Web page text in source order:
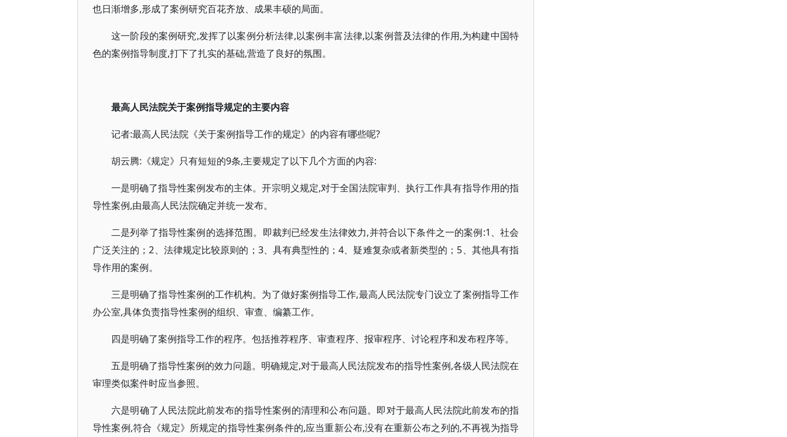
也日渐增多,形成了案例研究百花齐放、成果丰硕的局面。
这一阶段的案例研究,发挥了以案例分析法律,以案例丰富法律,以案例普及法律的作用,为构建中国特
色的案例指导制度,打下了扎实的基础,营造了良好的氛围。
最高人民法院关于案例指导规定的主要内容
记者:最高人民法院《关于案例指导工作的规定》的内容有哪些呢?
胡云腾:《规定》只有短短的9条,主要规定了以下几个方面的内容:
一是明确了指导性案例发布的主体。开宗明义规定,对于全国法院审判、执行工作具有指导作用的指
导性案例,由最高人民法院确定并统一发布。
二是列举了指导性案例的选择范围。即裁判已经发生法律效力,并符合以下条件之一的案例:1、社会
广泛关注的；2、法律规定比较原则的；3、具有典型性的；4、疑难复杂或者新类型的；5、其他具有指
导作用的案例。
三是明确了指导性案例的工作机构。为了做好案例指导工作,最高人民法院专门设立了案例指导工作
办公室,具体负责指导性案例的组织、审查、编纂工作。
四是明确了案例指导工作的程序。包括推荐程序、审查程序、报审程序、讨论程序和发布程序等。
五是明确了指导性案例的效力问题。明确规定,对于最高人民法院发布的指导性案例,各级人民法院在
审理类似案件时应当参照。
六是明确了人民法院此前发布的指导性案例的清理和公布问题。即对于最高人民法院此前发布的指
导性案例,符合《规定》所规定的指导性案例条件的,应当重新公布,没有在重新公布之列的,不再视为指导